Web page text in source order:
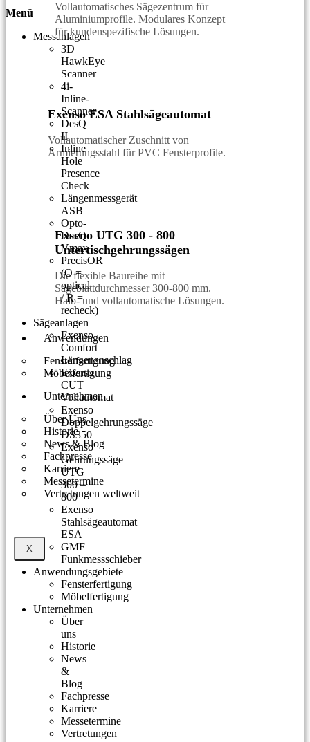
Vollautomatisches Sägezentrum für
Aluminiumprofile. Modulares Konzept
für kundenspezifische Lösungen.
Exenso ESA Stahlsägeautomat
Vollautomatischer Zuschnitt von
Armierungsstahl für PVC Fensterprofile.
Exseno UTG 300 - 800
Untertischgehrungssägen
Die flexible Baureihe mit
Sägeblattdurchmesser 300-800 mm.
Halb- und vollautomatische Lösungen.
Anwendungen
Fensterfertigung
Möbelfertigung
Unternehmen
Über Uns
Historie
News & Blog
Fachpresse
Karriere
Messetermine
Vertretungen weltweit
X
Menü
Messanlagen
3D
HawkEye
Scanner
4i-
Inline-
Scanner
DesQ
II
Inline
Hole
Presence
Check
Längenmessgerät
ASB
Opto-
DesQ
Vmax
PrecisOR
(O =
optical
/ R =
recheck)
Sägeanlagen
Exenso
Comfort
Längenanschlag
Exenso
CUT
Vollautomat
Exenso
Doppelgehrungssäge
DS350
Exenso
Gehrungssäge
UTG
300 –
800
Exenso
Stahlsägeautomat
ESA
GMF
Funkmessschieber
Anwendungsgebiete
Fensterfertigung
Möbelfertigung
Unternehmen
Über
uns
Historie
News
&
Blog
Fachpresse
Karriere
Messetermine
Vertretungen